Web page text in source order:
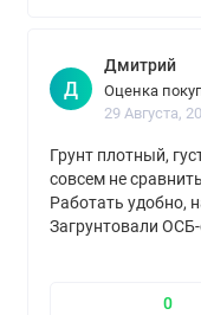
Д
Дмитрий
Оценка
29 Августа,
Грунт плотный,
совсем не
Работать удобно,
Загрунтовали
0